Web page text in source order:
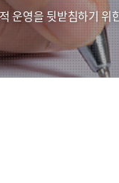
운영을 뒷받침하기